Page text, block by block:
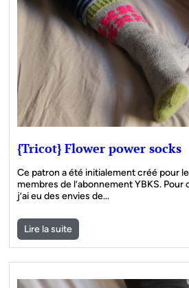
{Tricot} Flower power socks
Ce patron a été initialement créé pour
membres de l’abonnement YBKS. Pour
j’ai eu des envies de…
Lire la suite